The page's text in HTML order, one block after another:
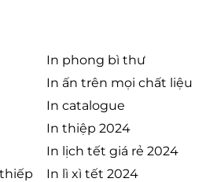
In phong bì thư
In ấn trên mọi chất liệu
In catalogue
In thiệp 2024
In lịch tết giá rẻ 2024
In lì xì tết 2024